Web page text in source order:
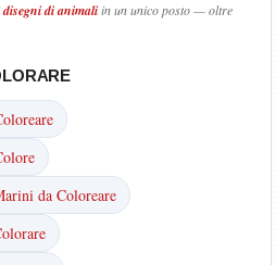
disegni di animaliin un unico posto — oltre
da Coloreare